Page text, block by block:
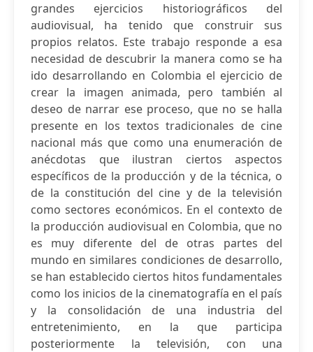
grandes ejercicios historiográficos del
audiovisual, ha tenido que construir sus
propios relatos. Este trabajo responde a esa
necesidad de descubrir la manera como se ha
ido desarrollando en Colombia el ejercicio de
crear la imagen animada, pero también al
deseo de narrar ese proceso, que no se halla
presente en los textos tradicionales de cine
nacional más que como una enumeración de
anécdotas que ilustran ciertos aspectos
específicos de la producción y de la técnica, o
de la constitución del cine y de la televisión
como sectores económicos. En el contexto de
la producción audiovisual en Colombia, que no
es muy diferente del de otras partes del
mundo en similares condiciones de desarrollo,
se han establecido ciertos hitos fundamentales
como los inicios de la cinematografía en el país
y la consolidación de una industria del
entretenimiento, en la que participa
posteriormente la televisión, con una